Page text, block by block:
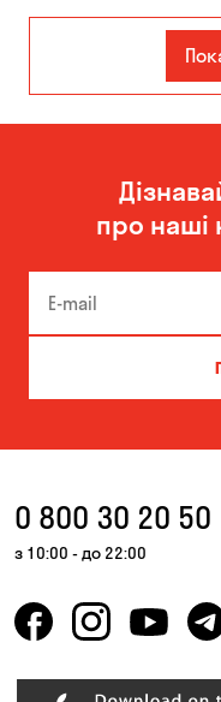
Кам'янське
про наші
0 800 30 20 50
з 10:00 - до 22:00